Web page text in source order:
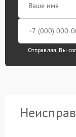
Отправляя, Вы